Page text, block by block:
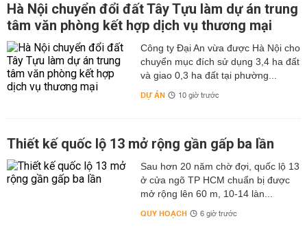
Hà Nội chuyển đổi đất Tây Tựu làm dự án trung
tâm văn phòng kết hợp dịch vụ thương mại
Công ty Đại An vừa được Hà Nội cho
chuyển mục đích sử dụng 3,4 ha đất
và giao 0,3 ha đất tại phường...
DỰ ÁN 10 giờ trước
Thiết kế quốc lộ 13 mở rộng gần gấp ba lần
Sau hơn 20 năm chờ đợi, quốc lộ 13
ở cửa ngõ TP HCM chuẩn bị được
mở rộng lên 60 m, 10-14 làn...
QUY HOẠCH 6 giờ trước